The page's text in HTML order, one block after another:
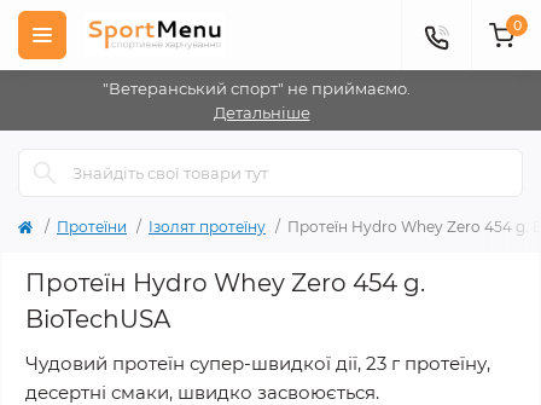
"Ветеранський спорт" не приймаємо.
Детальніше
0
Протеїни Ізолят протеїну Протеїн Hydro Whey Zero 454 g.
Протеїн Hydro Whey Zero 454 g.
BioTechUSA
Чудовий протеїн супер-швидкої дії, 23 г протеїну,
десертні смаки, швидко засвоюється.